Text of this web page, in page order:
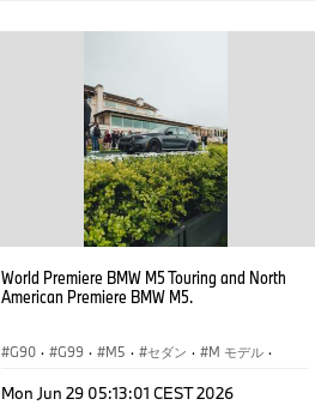
World Premiere BMW M5 Touring and North
American Premiere BMW M5.
G90 · G99 · M5 · セダン · M モデル ·
Mon Jun 29 05:13:01 CEST 2026